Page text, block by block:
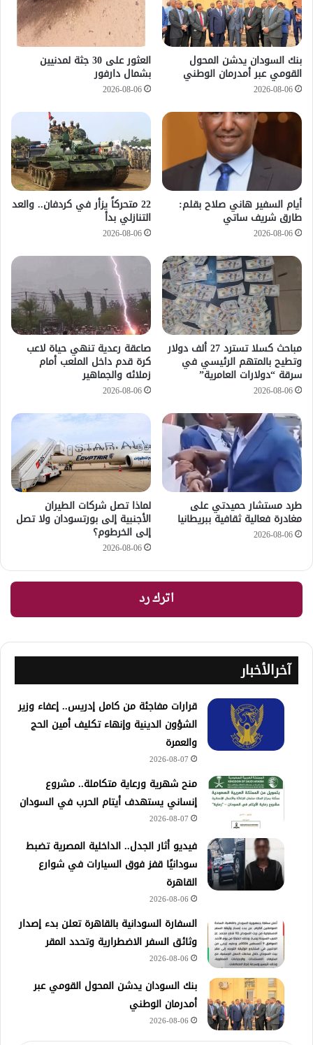
بنك السودان يدشن المحول
القومي عبر أمدرمان الوطني
2026-08-06
العثور على 30 جثة لمدنيين
بشمال دارفور
2026-08-06
أيام السفير هاني صلاح بقلم:
طارق شريف ساتي
2026-08-06
22 متحركاً يزأر في كردفان.. والعد
التنازلي بدأ
2026-08-06
مباحث كسلا تسترد 27 ألف دولار
وتطيح بالمتهم الرئيسي في
سرقة “دولارات العامرية”
2026-08-06
صاعقة رعدية تنهي حياة لاعب
كرة قدم داخل الملعب أمام
زملائه والجماهير
2026-08-06
طرد مستشار حميدتي على
مغادرة فعالية ثقافية ببريطانيا
2026-08-06
لماذا تصل شركات الطيران
الأجنبية إلى بورتسودان ولا تصل
إلى الخرطوم؟
2026-08-06
اترك رد
آخرالأخبار
قرارات مفاجئة من كامل إدريس.. إعفاء وزير
الشؤون الدينية وإنهاء تكليف أمين الحج
والعمرة
2026-08-07
منح شهرية ورعاية متكاملة.. مشروع
إنساني يستهدف أيتام الحرب في السودان
2026-08-07
فيديو أثار الجدل.. الداخلية المصرية تضبط
سودانيًا قفز فوق السيارات في شوارع
القاهرة
2026-08-06
السفارة السودانية بالقاهرة تعلن بدء إصدار
وثائق السفر الاضطرارية وتحدد المقر
2026-08-06
بنك السودان يدشن المحول القومي عبر
أمدرمان الوطني
2026-08-06